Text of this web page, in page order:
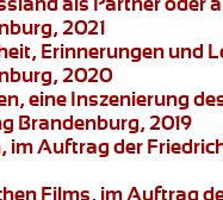
2021
Erinnerungen und
2020
, eine Inszenierung
Brandenburg, 2019
, im Auftrag der
Films, im Auftrag